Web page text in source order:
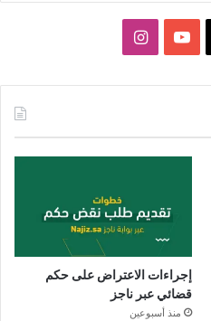
يوتيوبانستقرام
إجراءات الاعتراض على حكم
قضائي عبر ناجز
منذ أسبوعين